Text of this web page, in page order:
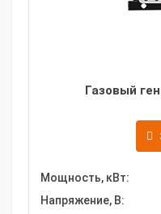
Газовый
Мощность, кВт:
Напряжение, В: